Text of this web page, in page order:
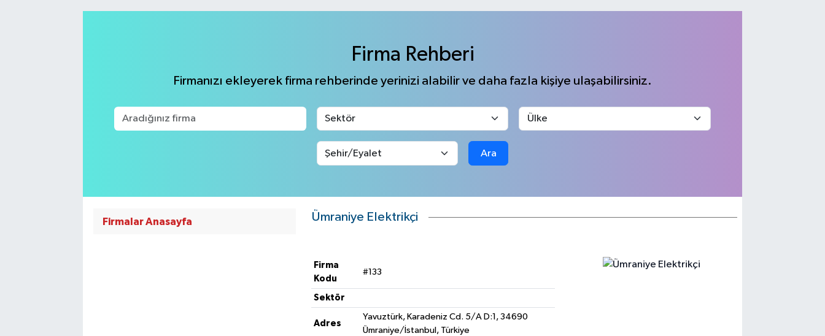
Firma Rehberi
Firmanızı ekleyerek firma rehberinde yerinizi alabilir ve daha fazla kişiye ulaşabilirsiniz.
Ara
Firmalar Anasayfa Ümraniye Elektrikçi
Firma
Kodu
#133
Sektör
Adres
Yavuztürk, Karadeniz Cd. 5/A D:1, 34690
Ümraniye/İstanbul, Türkiye